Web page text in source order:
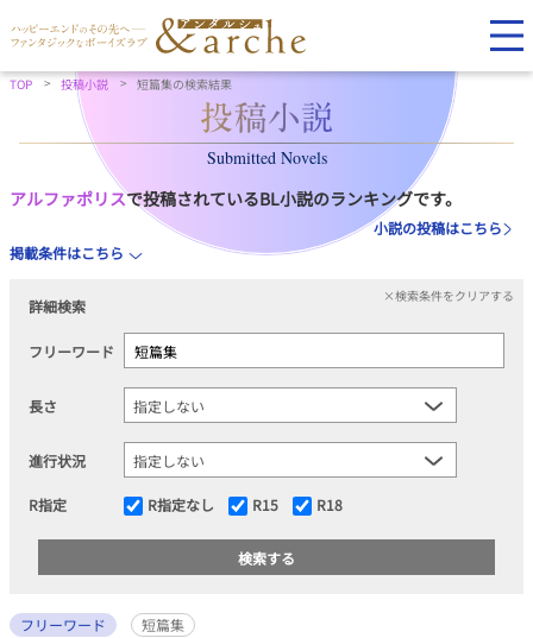
TOP 投稿小説 短篇集の検索結果
Submitted Novels
アルファポリスで投稿されているBL小説のランキングです。
小説の投稿はこちら
掲載条件はこちら
詳細検索
×検索条件をクリアする
フリーワード
長さ
進行状況
R指定 R指定なし R15 R18
フリーワード
短篇集